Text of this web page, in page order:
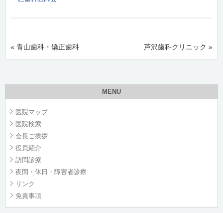
投稿ナビゲーション
« 青山歯科・矯正歯科 芦沢歯科クリニック »
MENU
医院マップ
医院検索
会長ご挨拶
役員紹介
訪問診療
夜間・休日・障害者診療
リンク
免責事項